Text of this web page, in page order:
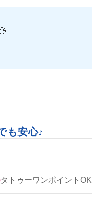
も安心♪
タトゥーワンポイントOK